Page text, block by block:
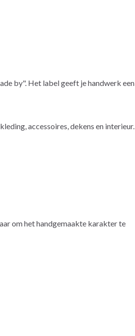
by". Het label geeft je handwerk een
accessoires, dekens en interieur.
om het handgemaakte karakter te